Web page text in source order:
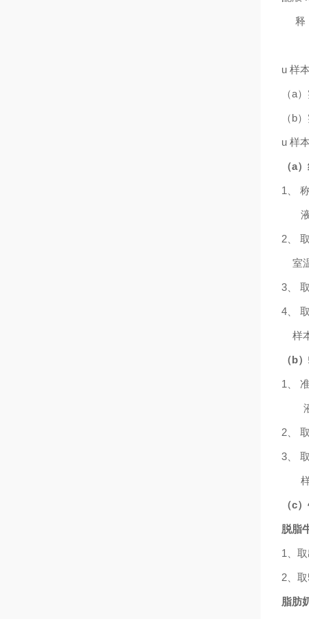
释
u 样
（a
（b
u 样
（a）
1、
液
2、 取
室
3、 取
4、 取
样
（b
1、
液
2、
3、 取
（c
脱脂
1、取
2、取
脂肪